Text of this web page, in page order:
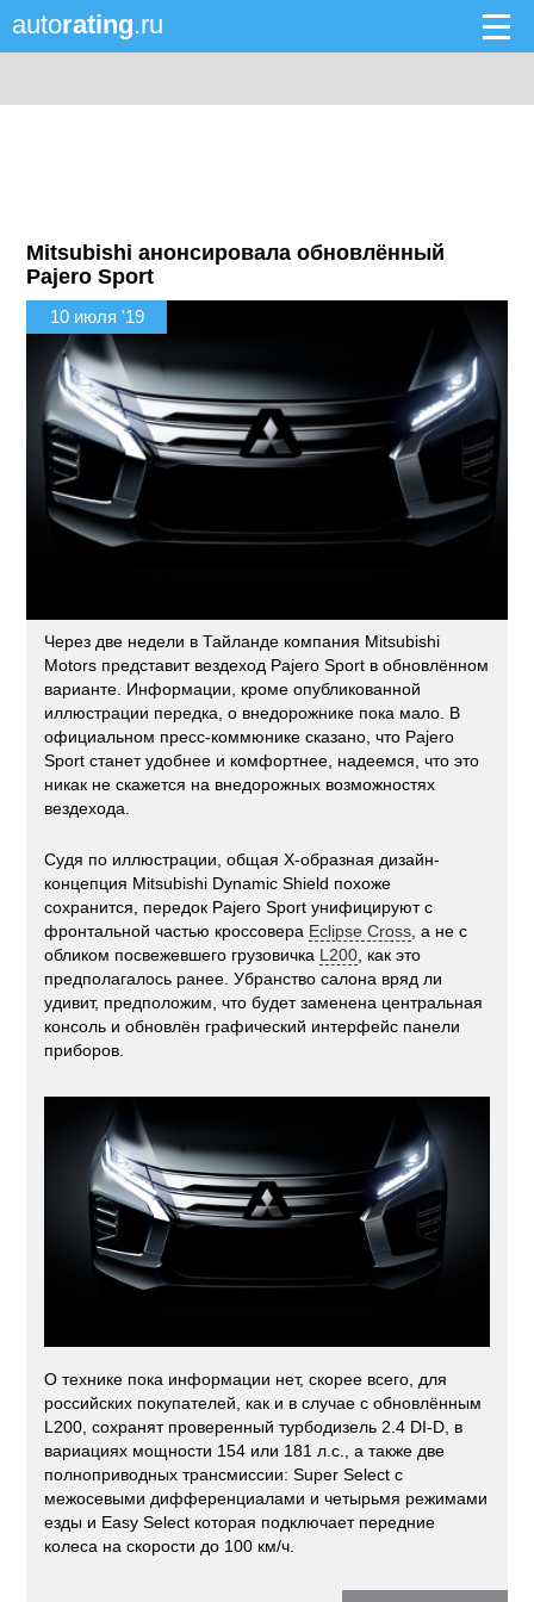
autorating.ru
Mitsubishi анонсировала обновлённый
Pajero Sport
10 июля '19
Через две недели в Тайланде компания Mitsubishi
Motors представит вездеход Pajero Sport в обновлённом
варианте. Информации, кроме опубликованной
иллюстрации передка, о внедорожнике пока мало. В
официальном пресс-коммюнике сказано, что Pajero
Sport станет удобнее и комфортнее, надеемся, что это
никак не скажется на внедорожных возможностях
вездехода.
Судя по иллюстрации, общая X-образная дизайн-
концепция Mitsubishi Dynamic Shield похоже
сохранится, передок Pajero Sport унифицируют с
фронтальной частью кроссовера Eclipse Cross , а не с
обликом посвежевшего грузовичка L200 , как это
предполагалось ранее. Убранство салона вряд ли
удивит, предположим, что будет заменена центральная
консоль и обновлён графический интерфейс панели
приборов.
О технике пока информации нет, скорее всего, для
российских покупателей, как и в случае с обновлённым
L200, сохранят проверенный турбодизель 2.4 DI-D, в
вариациях мощности 154 или 181 л.с., а также две
полноприводных трансмиссии: Super Select с
межосевыми дифференциалами и четырьмя режимами
езды и Easy Select которая подключает передние
колеса на скорости до 100 км/ч.